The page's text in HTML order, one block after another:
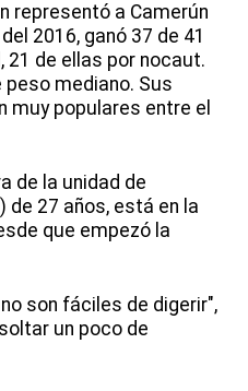
representó a Camerún
2016, ganó 37 de 41
de ellas por nocaut.
peso mediano. Sus
muy populares entre el
de la unidad de
de 27 años, está en la
que empezó la
son fáciles de digerir",
un poco de